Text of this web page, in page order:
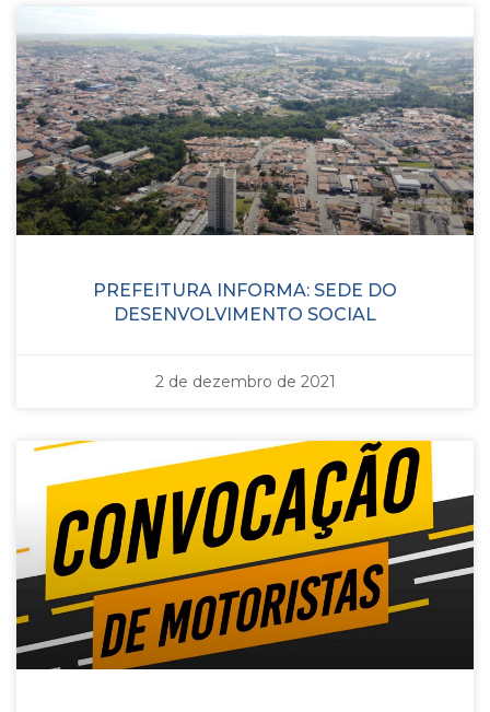
PREFEITURA INFORMA: SEDE DO
DESENVOLVIMENTO SOCIAL
2 de dezembro de 2021